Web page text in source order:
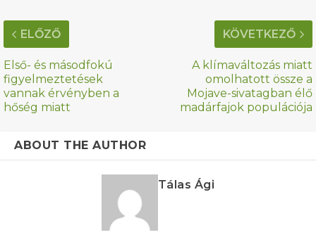
ELŐZŐ
Első- és másodfokú
figyelmeztetések
vannak érvényben a
hőség miatt
KÖVETKEZŐ
A klímaváltozás miatt
omolhatott össze a
Mojave-sivatagban élő
madárfajok populációja
ABOUT THE AUTHOR
Tálas Ági